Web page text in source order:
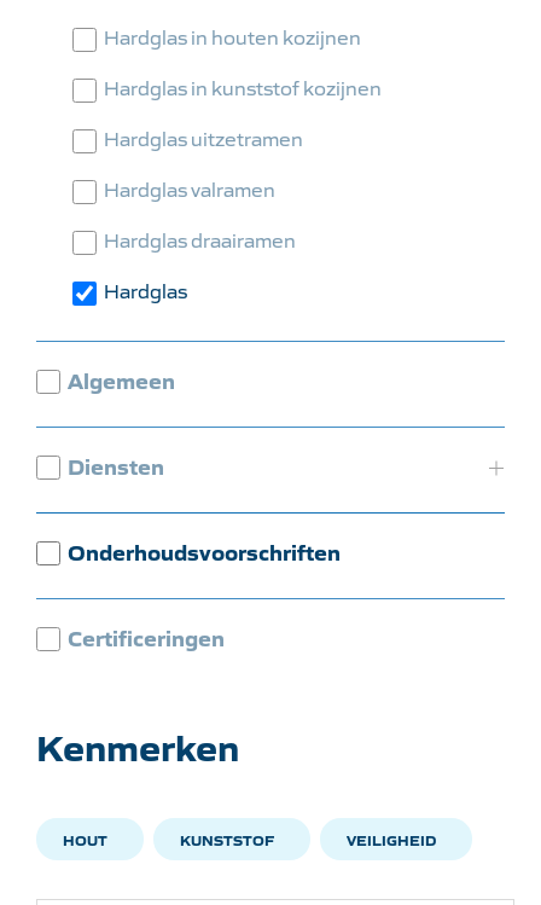
Hardglas in houten kozijnen
Hardglas in kunststof kozijnen
Hardglas uitzetramen
Hardglas valramen
Hardglas draairamen
Hardglas
Algemeen
Diensten
Onderhoudsvoorschriften
Certificeringen
Kenmerken
HOUT KUNSTSTOF VEILIGHEID